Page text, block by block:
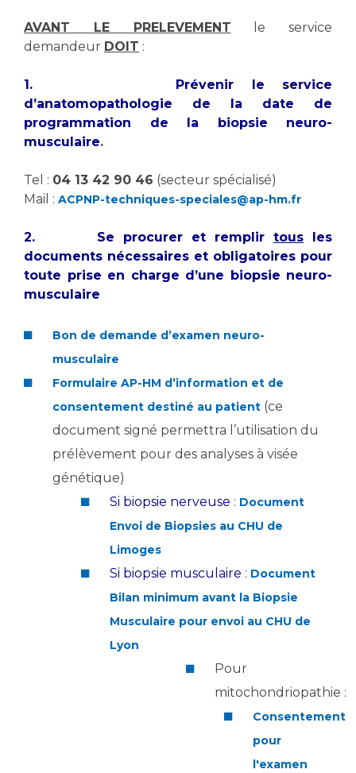
Transports sanitaires
Vos droits, vos devoirs
Handicap
Pôle Médecine Physique et Réadaptation
Accueil sourds et malentendants
Mouvement Parcours Handicap 13
Activité physique
Cancer
Médecine nucléaire
Maladies rares
Maternité Hôpital Nord
Vos représentants
La Commission Des Usagers (CDU)
Les Comités Locaux des Usagers
Plateforme des internes
Professionnels de santé
Réseaux de soins
Adresser un examen au Laboratoire de Biologie
Médicale
Cancérologie
Les pôles d'activité médicale
Anatomie et Cytologie Pathologiques
Adresser un examen au Laboratoire d'Infectiologie
Centres de référence Maladies Rares
Plateforme d'Expertise Maladies Rares
Presse / Multimédia
Communiqués de presse
Dossiers de presse
Fournisseurs
AVANT LE PRELEVEMENT le service
demandeur DOIT :
1.
Prévenir le service
d’anatomopathologie de la date de
programmation de la biopsie neuro-
musculaire.
Tel : 04 13 42 90 46 (secteur spécialisé)
Mail : ACPNP-techniques-speciales@ap-hm.fr
2. Se procurer et remplir tousles
documents nécessaires et obligatoires pour
toute prise en charge d’une biopsie neuro-
musculaire
Bon de demande d’examen neuro-
musculaire
Formulaire AP-HM d’information et de
consentement destiné au patient (ce
document signé permettra l’utilisation du
prélèvement pour des analyses à visée
génétique)
Si biopsie nerveuse : Document
Envoi de Biopsies au CHU de
Limoges
Si biopsie musculaire : Document
Bilan minimum avant la Biopsie
Musculaire pour envoi au CHU de
Lyon
Pour
mitochondriopathie :
Consentement
pour
l'examen